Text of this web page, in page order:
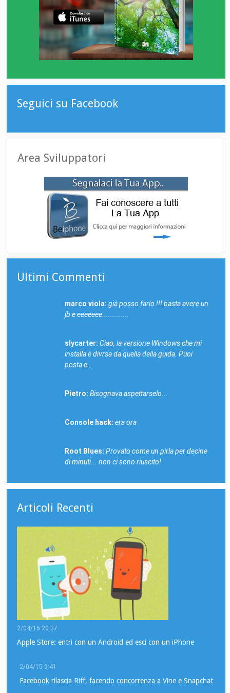
Seguici su Facebook
Area Sviluppatori
Ultimi Commenti
marco viola: già posso farlo !!! basta avere un
jb e eeeeeee.............
slycarter: Ciao, la versione Windows che mi
installa è divrsa da quella della guida. Puoi
posta e…
Pietro: Bisognava aspettarselo...
Console hack: era ora
Root Blues: Provato come un pirla per decine
di minuti... non ci sono riuscito!
Articoli Recenti
2/04/15 20:37
Apple Store: entri con un Android ed esci con un iPhone
2/04/15 9:41
Facebook rilascia Riff, facendo concorrenza a Vine e Snapchat